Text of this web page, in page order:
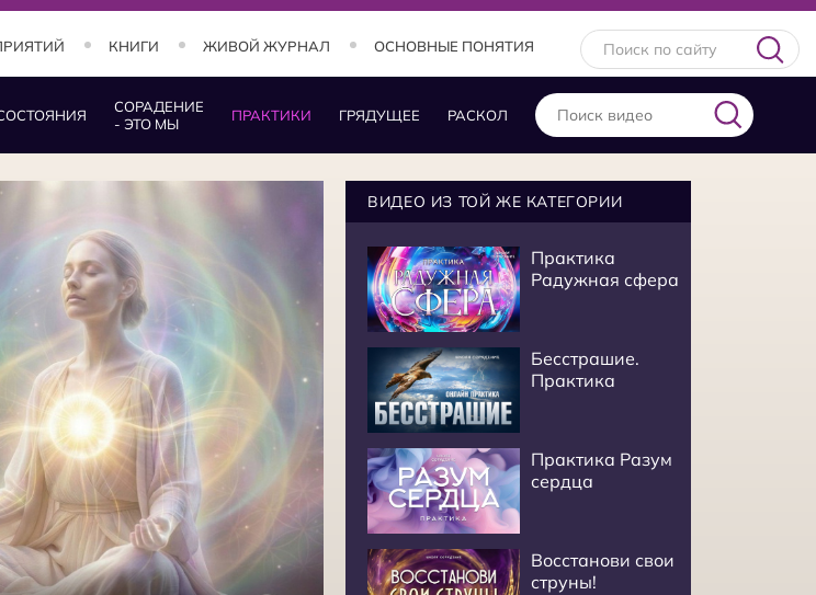
КНИГИ ЖИВОЙ ЖУРНАЛ ОСНОВНЫЕ ПОНЯТИЯ
СОРАДЕНИЕ
- ЭТО МЫ
ПРАКТИКИ ГРЯДУЩЕЕ РАСКОЛ
ВИДЕО ИЗ ТОЙ ЖЕ КАТЕГОРИИ
Практика
Радужная сфера
Бесстрашие.
Практика
Практика Разум
сердца
Восстанови свои
струны!